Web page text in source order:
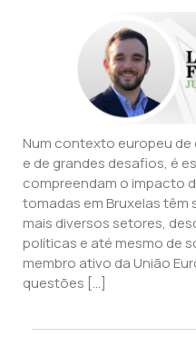
Num contexto europeu
e de grandes desafios, é
compreendam o impacto
tomadas em Bruxelas têm
mais diversos setores,
políticas e até mesmo de
membro ativo da União
questões […]